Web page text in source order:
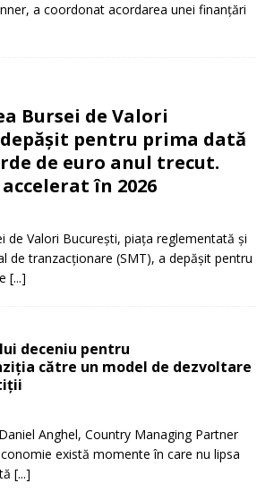
a coordonat acordarea unei finanțări
Bursei de Valori
pentru prima dată
de euro anul trecut.
în 2026
de Valori București, piața reglementată și
de tranzacționare (SMT), a depășit pentru
[...]
deceniu pentru
către un model de dezvoltare
Anghel, Country Managing Partner
există momente în care nu lipsa
[...]